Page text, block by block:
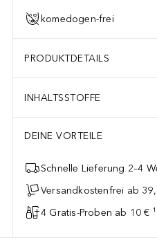
komedogen-frei
PRODUKTDETAILS
INHALTSSTOFFE
DEINE VORTEILE
Schnelle Lieferung 2–4
Versandkostenfrei ab
4 Gratis-Proben ab 10 € ¹